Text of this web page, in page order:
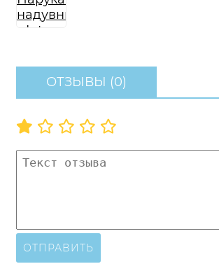
ОТЗЫВЫ (0)
ОТПРАВИТЬ